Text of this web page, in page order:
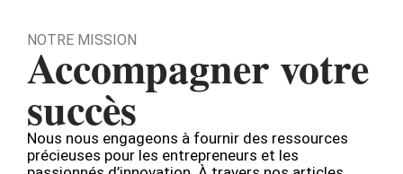
NOTRE MISSION
Accompagner votre
succès
Nous nous engageons à fournir des ressources
précieuses pour les entrepreneurs et les